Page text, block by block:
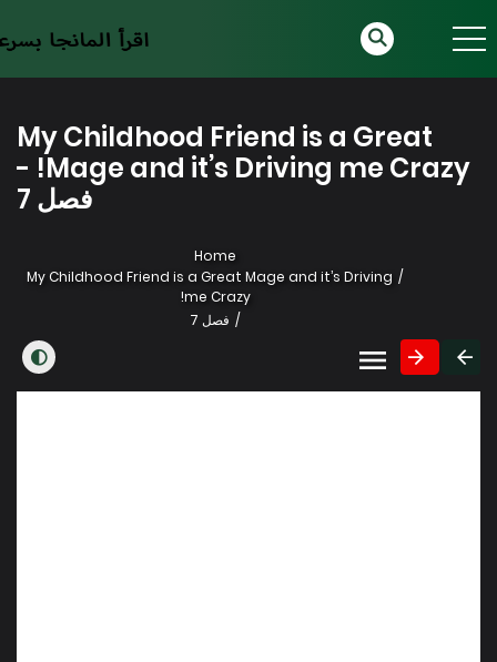
My Childhood Friend is a Great
Mage and it’s Driving me Crazy! -
فصل 7
Home
My Childhood Friend is a Great Mage and it’s Driving
me Crazy!
فصل 7